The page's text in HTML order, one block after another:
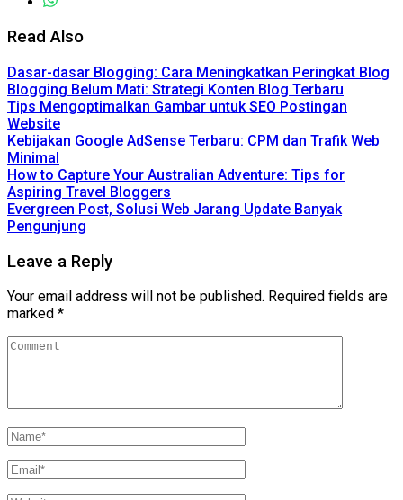
Read Also
Dasar-dasar Blogging: Cara Meningkatkan Peringkat Blog
Blogging Belum Mati: Strategi Konten Blog Terbaru
Tips Mengoptimalkan Gambar untuk SEO Postingan
Website
Kebijakan Google AdSense Terbaru: CPM dan Trafik Web
Minimal
How to Capture Your Australian Adventure: Tips for
Aspiring Travel Bloggers
Evergreen Post, Solusi Web Jarang Update Banyak
Pengunjung
Leave a Reply
Your email address will not be published. Required fields are
marked *